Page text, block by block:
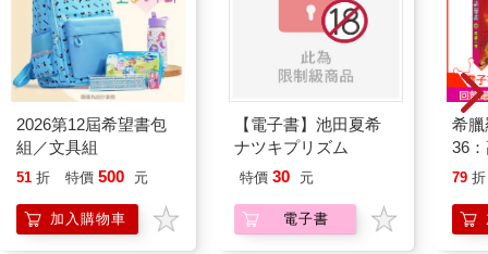
2026第12屆希望書包
組／文具組
51 折 特價 500 元
加入購物車
【電子書】池田夏希
ナツキプリズム
特價 30 元
電子書
希
36
79 折